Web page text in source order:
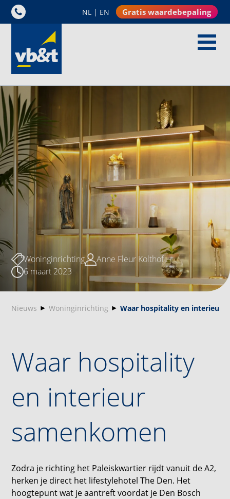
NL | EN Gratis waardebepaling
Woninginrichting
Anne Fleur Kolthof
6 maart 2023
Nieuws Woninginrichting Waar hospitality en interieur
Waar hospitality
en interieur
samenkomen
Zodra je richting het Paleiskwartier rijdt vanuit de A2,
herken je direct het lifestylehotel The Den. Het
hoogtepunt wat je aantreft voordat je Den Bosch